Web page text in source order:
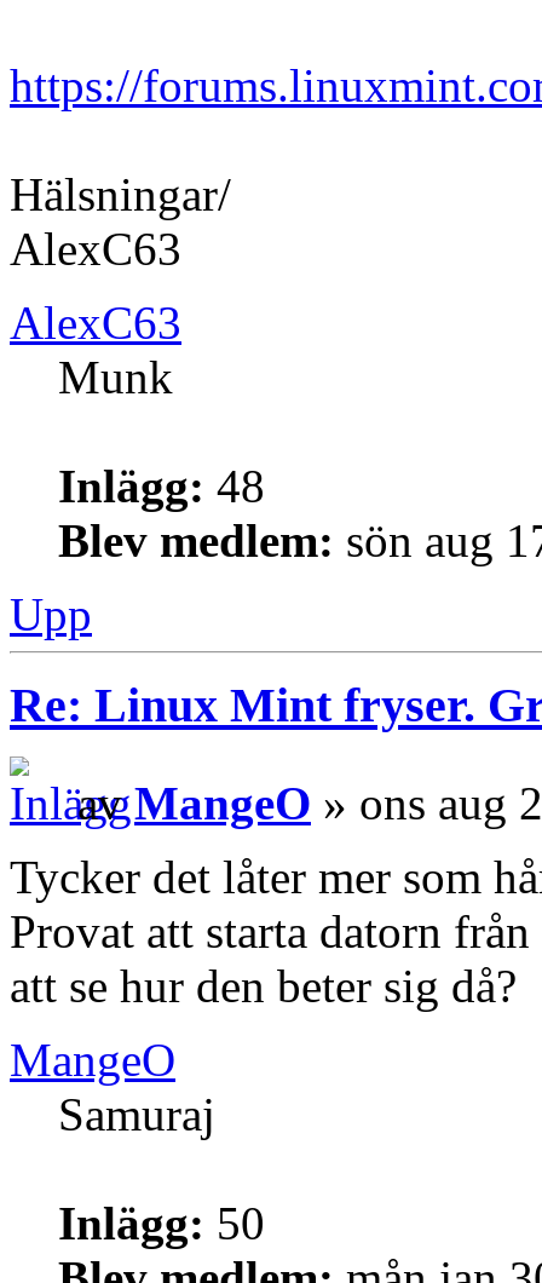
https://
Hälsningar/
AlexC63
AlexC63
Munk
Inlägg: 48
Blev medlem: sön aug
Upp
Re: Linux Mint fryser.
avMangeO » ons aug
Tycker det låter mer som
Provat att starta datorn
att se hur den beter sig då?
MangeO
Samuraj
Inlägg: 50